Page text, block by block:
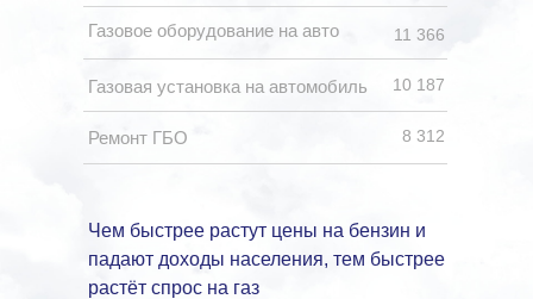
Чем быстрее растут цены на бензин и
падают доходы населения, тем быстрее
растёт спрос на газ
Газовое оборудование на авто
Газовая установка на автомобиль
Ремонт ГБО
11 366
10 187
8 312